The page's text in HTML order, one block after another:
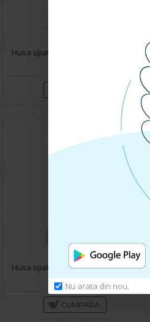
Nu arata din nou.
Husa spate pentru Samsung Galaxy A14- Catwalk Case Visiniu
49.90 lei
CUMPARA